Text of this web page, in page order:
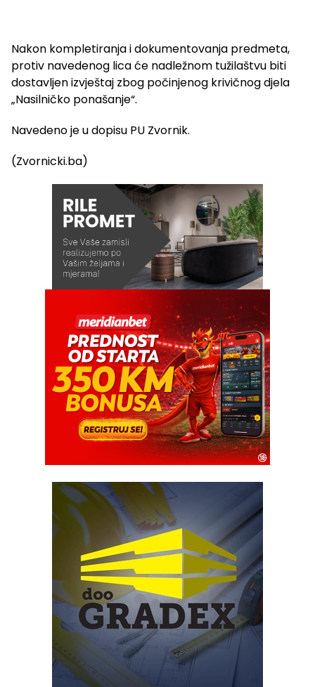
Nakon kompletiranja i dokumentovanja predmeta,
protiv navedenog lica će nadležnom tužilaštvu biti
dostavljen izvještaj zbog počinjenog krivičnog djela
„Nasilničko ponašanje“.
Navedeno je u dopisu PU Zvornik.
(Zvornicki.ba)